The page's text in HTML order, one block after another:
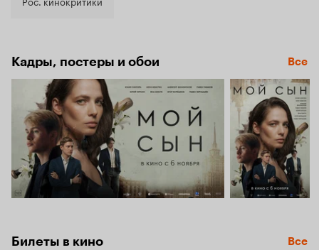
Кадры, постеры и обои Все
Билеты в кино Все